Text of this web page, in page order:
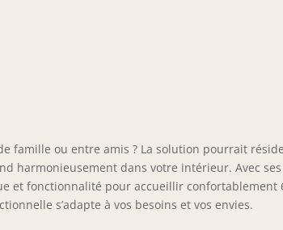
famille ou entre amis ? La solution pourrait
harmonieusement dans votre intérieur. Avec ses
et fonctionnalité pour accueillir confortablement
s’adapte à vos besoins et vos envies.